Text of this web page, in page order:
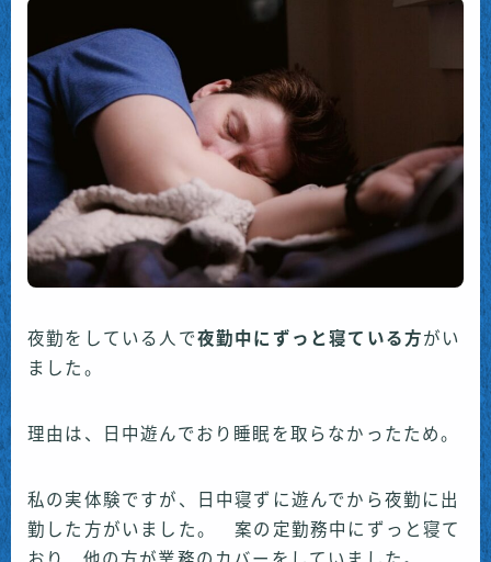
夜勤をしている人で夜勤中にずっと寝ている方がい
ました。
理由は、日中遊んでおり睡眠を取らなかったため。
私の実体験ですが、日中寝ずに遊んでから夜勤に出
勤した方がいました。 案の定勤務中にずっと寝て